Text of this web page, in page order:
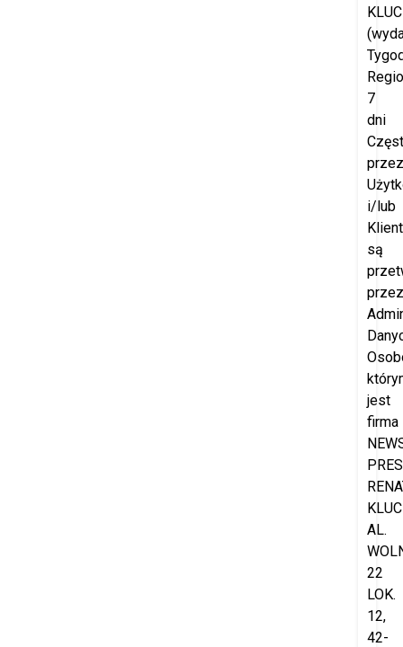
7
dni
przez
i/lub
są
przez
jest
firma
AL.
22
LOK.
12,
42-